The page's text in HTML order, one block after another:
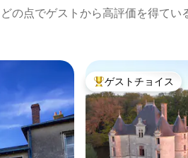
の点でゲストから高評価を得てい
大好評のゲストチョ
ゲストチョイス